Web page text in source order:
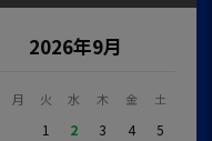
2026年9月
月 火 水 木 金 土
1 2 3 4
5